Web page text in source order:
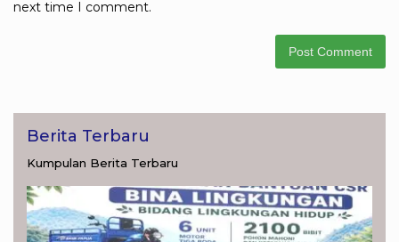
next time I comment.
Berita Terbaru
Kumpulan Berita Terbaru